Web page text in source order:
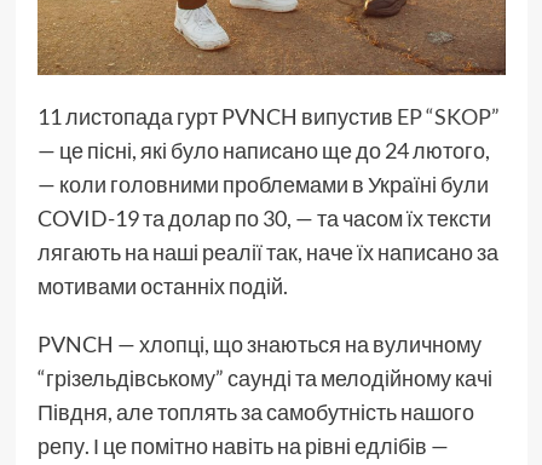
11 листопада гурт PVNCH випустив EP “SKOP”
— це пісні, які було написано ще до 24 лютого,
— коли головними проблемами в Україні були
COVID-19 та долар по 30, — та часом їх тексти
лягають на наші реалії так, наче їх написано за
мотивами останніх подій.
PVNCH — хлопці, що знаються на вуличному
“грізельдівському” саунді та мелодійному качі
Півдня, але топлять за самобутність нашого
репу. І це помітно навіть на рівні едлібів —